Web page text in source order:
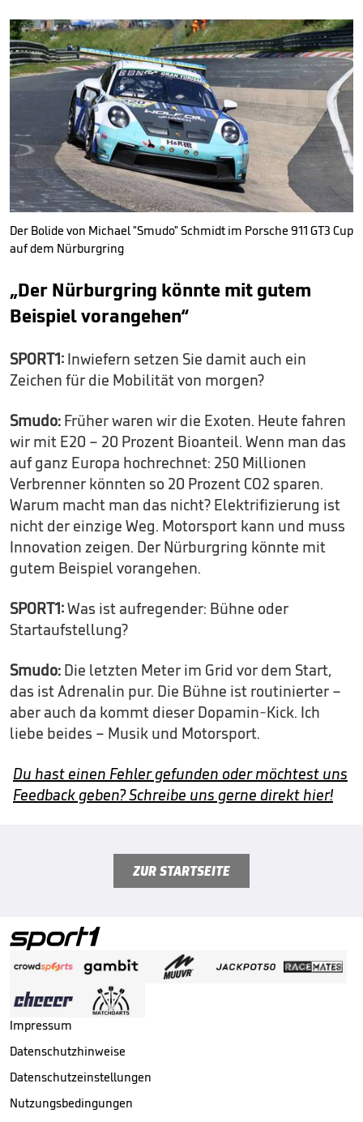
Der Bolide von Michael "Smudo" Schmidt im Porsche 911 GT3 Cup
auf dem Nürburgring
„Der Nürburgring könnte mit gutem
Beispiel vorangehen“
SPORT1: Inwiefern setzen Sie damit auch ein
Zeichen für die Mobilität von morgen?
Smudo: Früher waren wir die Exoten. Heute fahren
wir mit E20 – 20 Prozent Bioanteil. Wenn man das
auf ganz Europa hochrechnet: 250 Millionen
Verbrenner könnten so 20 Prozent CO2 sparen.
Warum macht man das nicht? Elektrifizierung ist
nicht der einzige Weg. Motorsport kann und muss
Innovation zeigen. Der Nürburgring könnte mit
gutem Beispiel vorangehen.
SPORT1:Was ist aufregender: Bühne oder
Startaufstellung?
Smudo: Die letzten Meter im Grid vor dem Start,
das ist Adrenalin pur. Die Bühne ist routinierter –
aber auch da kommt dieser Dopamin-Kick. Ich
liebe beides – Musik und Motorsport.
Du hast einen Fehler gefunden oder möchtest uns
Feedback geben? Schreibe uns gerne direkt hier!
ZUR STARTSEITE
Impressum
Datenschutzhinweise
Datenschutzeinstellungen
Nutzungsbedingungen